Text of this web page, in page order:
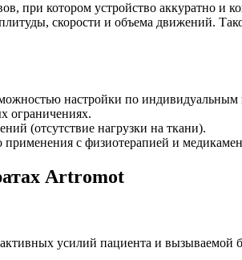
при котором устройство аккуратно и
скорости и объема движений.
настройки по индивидуальным
ограничениях.
(отсутствие нагрузки на ткани).
применения с физиотерапией и
Artromot
усилий пациента и вызываемой